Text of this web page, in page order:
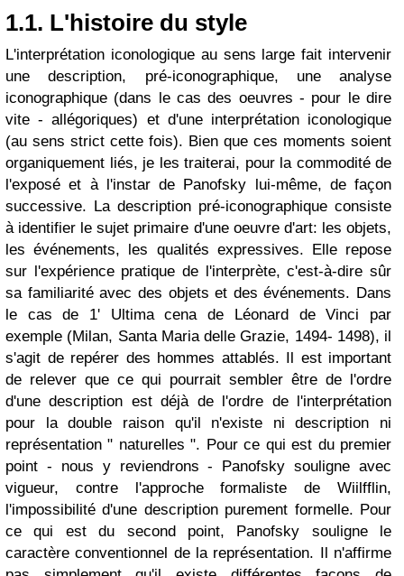
1.1. L'histoire du style
L'interprétation iconologique au sens large fait intervenir
une description, pré-iconographique, une analyse
iconographique (dans le cas des oeuvres - pour le dire
vite - allégoriques) et d'une interprétation iconologique
(au sens strict cette fois). Bien que ces moments soient
organiquement liés, je les traiterai, pour la commodité de
l'exposé et à l'instar de Panofsky lui-même, de façon
successive. La description pré-iconographique consiste
à identifier le sujet primaire d'une oeuvre d'art: les objets,
les événements, les qualités expressives. Elle repose
sur l'expérience pratique de l'interprète, c'est-à-dire sûr
sa familiarité avec des objets et des événements. Dans
le cas de 1' Ultima cena de Léonard de Vinci par
exemple (Milan, Santa Maria delle Grazie, 1494- 1498), il
s'agit de repérer des hommes attablés. Il est important
de relever que ce qui pourrait sembler être de l'ordre
d'une description est déjà de l'ordre de l'interprétation
pour la double raison qu'il n'existe ni description ni
représentation " naturelles ". Pour ce qui est du premier
point - nous y reviendrons - Panofsky souligne avec
vigueur, contre l'approche formaliste de Wiilfflin,
l'impossibilité d'une description purement formelle. Pour
ce qui est du second point, Panofsky souligne le
caractère conventionnel de la représentation. Il n'affirme